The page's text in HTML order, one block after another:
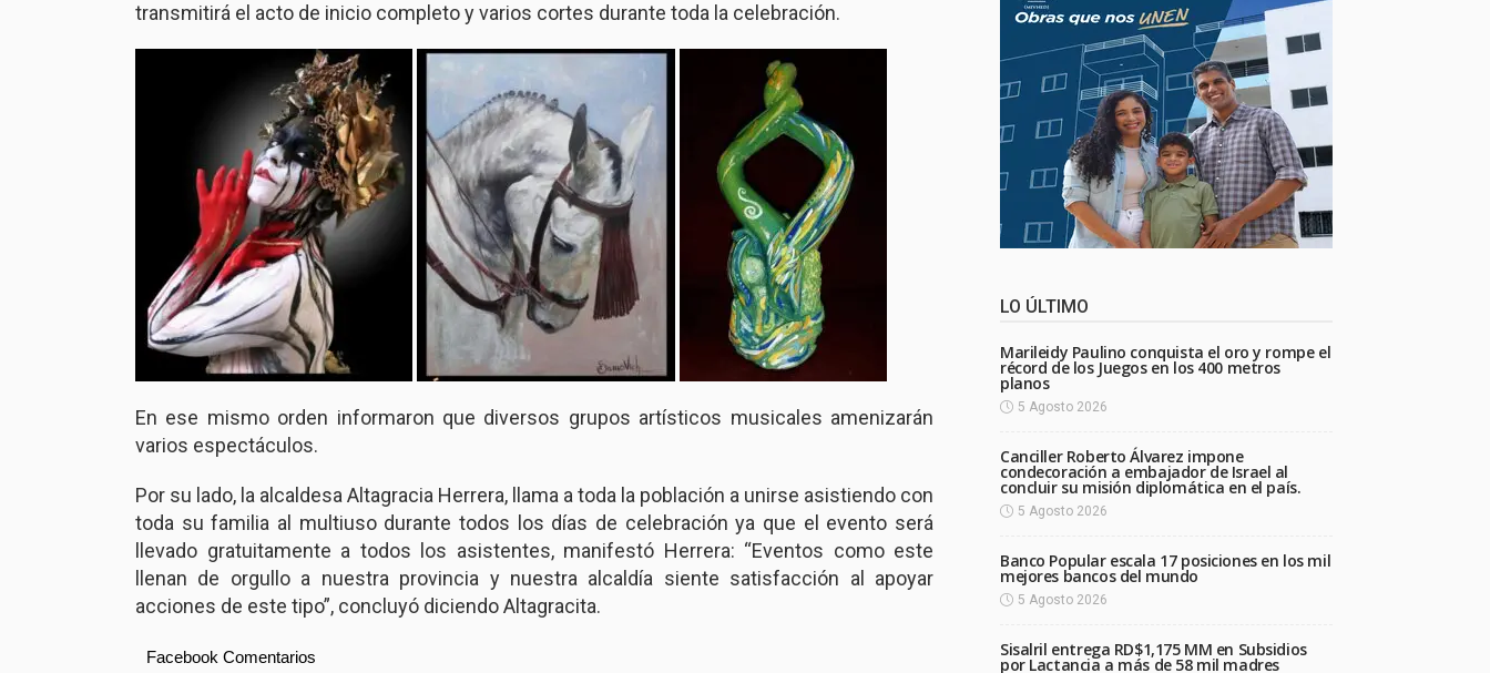
transmitirá el acto de inicio completo y varios cortes durante toda la celebración.
En ese mismo orden informaron que diversos grupos artísticos musicales amenizarán
varios espectáculos.
Por su lado, la alcaldesa Altagracia Herrera, llama a toda la población a unirse asistiendo con
toda su familia al multiuso durante todos los días de celebración ya que el evento será
llevado gratuitamente a todos los asistentes, manifestó Herrera: “Eventos como este
llenan de orgullo a nuestra provincia y nuestra alcaldía siente satisfacción al apoyar
acciones de este tipo”, concluyó diciendo Altagracita.
Facebook Comentarios
LO ÚLTIMO
Marileidy Paulino conquista el oro y rompe el
récord de los Juegos en los 400 metros
planos
5 Agosto 2026
Canciller Roberto Álvarez impone
condecoración a embajador de Israel al
concluir su misión diplomática en el país.
5 Agosto 2026
Banco Popular escala 17 posiciones en los mil
mejores bancos del mundo
5 Agosto 2026
Sisalril entrega RD$1,175 MM en Subsidios
por Lactancia a más de 58 mil madres